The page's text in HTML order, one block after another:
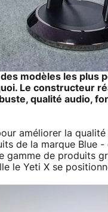
modèles les plus
Le constructeur
qualité audio,
améliorer la
de la marque Blue
gamme de produits
le Yeti X se